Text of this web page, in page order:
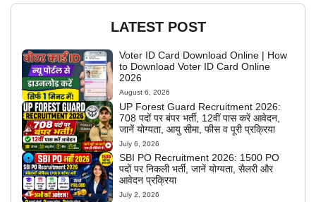
LATEST POST
Voter ID Card Download Online | How
to Download Voter ID Card Online
2026
August 6, 2026
UP Forest Guard Recruitment 2026:
708 पदों पर बंपर भर्ती, 12वीं पास करें आवेदन,
जानें योग्यता, आयु सीमा, फीस व पूरी प्रक्रिया
July 6, 2026
SBI PO Recruitment 2026: 1500 PO
पदों पर निकली भर्ती, जानें योग्यता, सैलरी और
आवेदन प्रक्रिया
July 2, 2026